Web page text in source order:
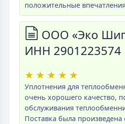
положительные
ООО «Эко
ИНН 2901223574
★ ★ ★ ★ ★
Уплотнения для
очень хорошего качество,
обслуживания
Поставка была